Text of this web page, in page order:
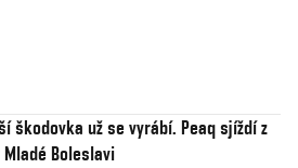
škodovka už se vyrábí. Peaq sjíždí z
Boleslavi